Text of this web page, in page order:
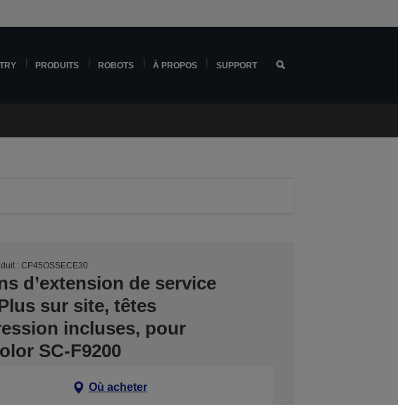
PRODUITS ROBOTS À PROPOS SUPPORT
: CP45OSSECE30
d’extension de service
sur site, têtes
incluses, pour
SC-F9200
Où acheter